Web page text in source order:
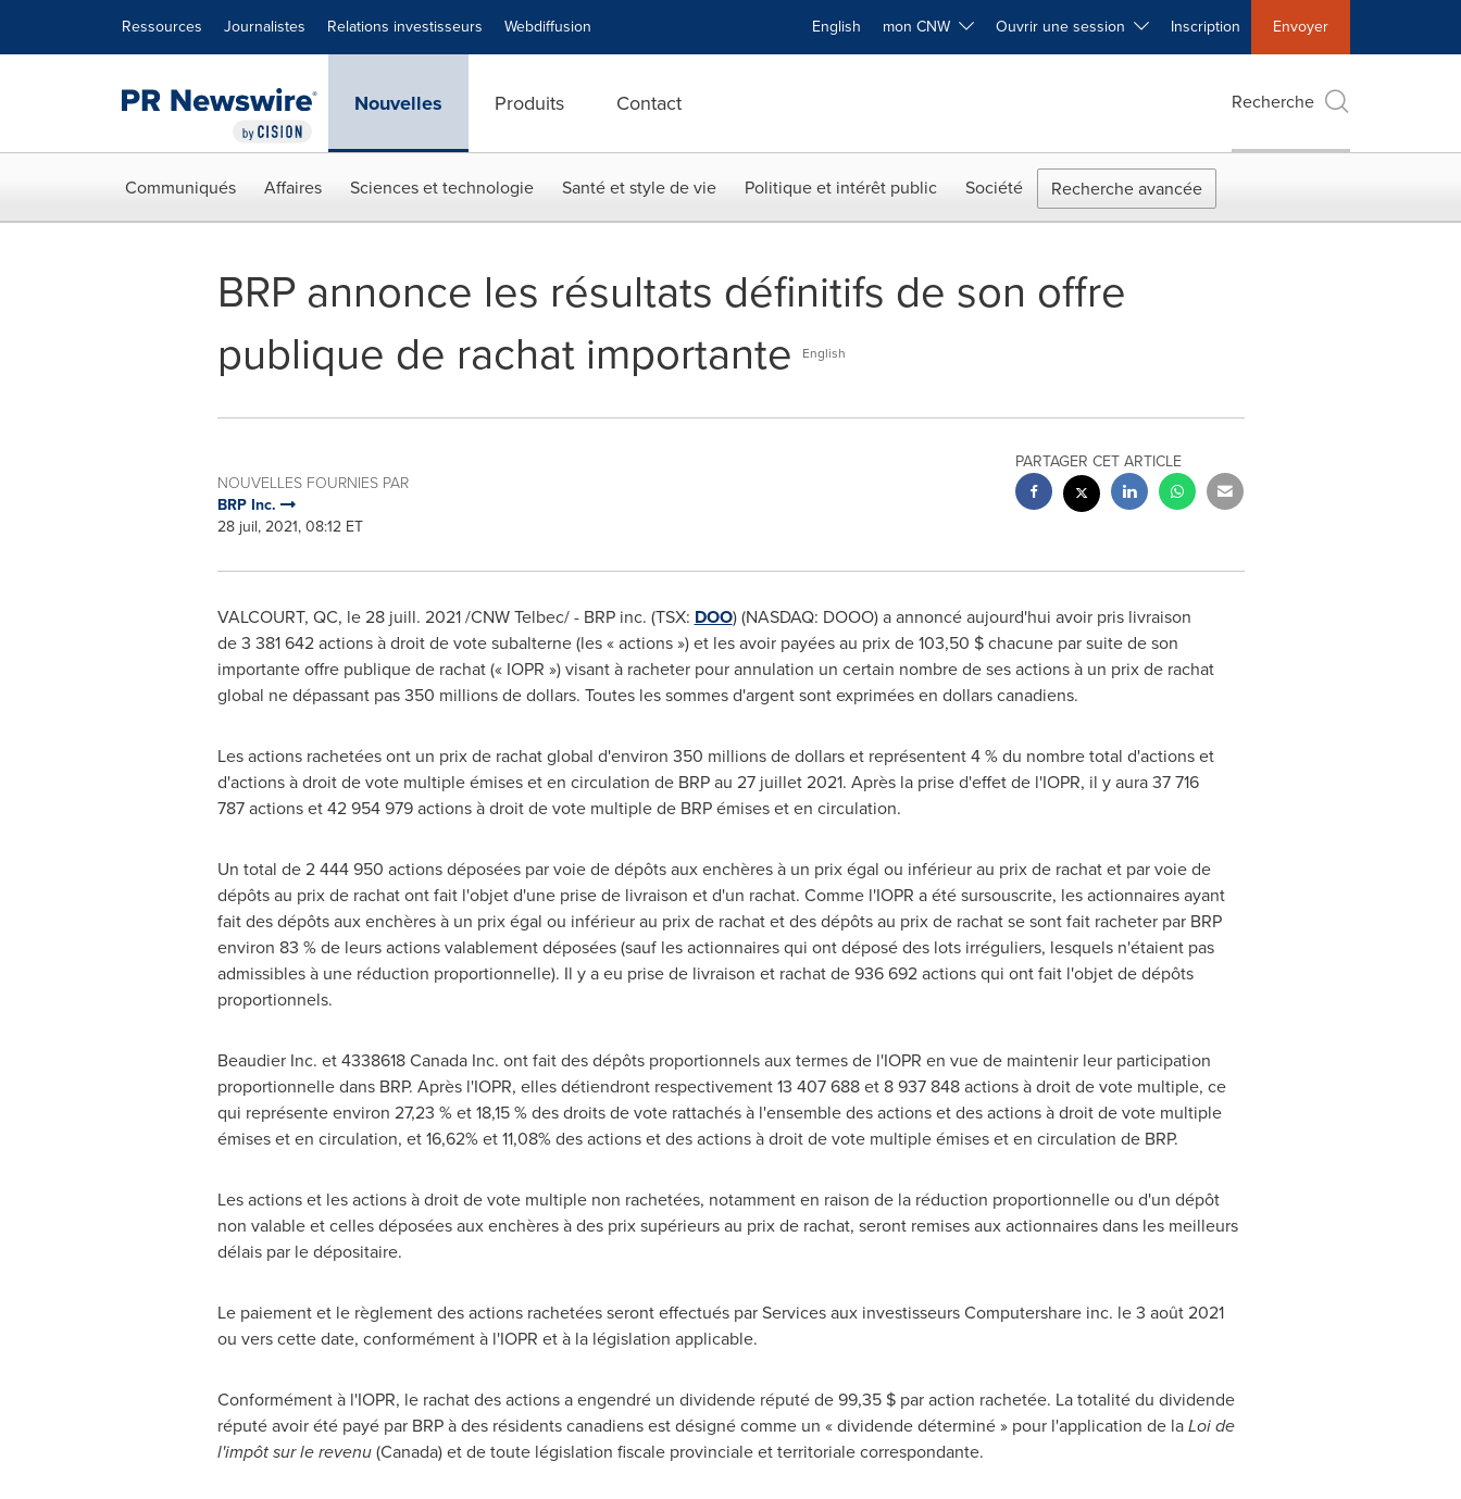
Ressources Journalistes Relations investisseurs Webdiffusion English mon CNW Ouvrir une session Inscription Envoyer
Nouvelles Produits Contact Recherche
Communiqués Affaires Sciences et technologie Santé et style de vie Politique et intérêt public Société Recherche avancée
BRP annonce les résultats définitifs de son offre
publique de rachat importante
English
NOUVELLES FOURNIES PAR
BRP Inc.
28 juil, 2021, 08:12 ET
PARTAGER CET ARTICLE
VALCOURT, QC, le 28 juill. 2021 /CNW Telbec/ - BRP inc. (TSX: DOO) (NASDAQ: DOOO) a annoncé aujourd'hui avoir pris livraison
de 3 381 642 actions à droit de vote subalterne (les « actions ») et les avoir payées au prix de 103,50 $ chacune par suite de son
importante offre publique de rachat (« IOPR ») visant à racheter pour annulation un certain nombre de ses actions à un prix de rachat
global ne dépassant pas 350 millions de dollars. Toutes les sommes d'argent sont exprimées en dollars canadiens.
Les actions rachetées ont un prix de rachat global d'environ 350 millions de dollars et représentent 4 % du nombre total d'actions et
d'actions à droit de vote multiple émises et en circulation de BRP au 27 juillet 2021. Après la prise d'effet de l'IOPR, il y aura 37 716
787 actions et 42 954 979 actions à droit de vote multiple de BRP émises et en circulation.
Un total de 2 444 950 actions déposées par voie de dépôts aux enchères à un prix égal ou inférieur au prix de rachat et par voie de
dépôts au prix de rachat ont fait l'objet d'une prise de livraison et d'un rachat. Comme l'IOPR a été sursouscrite, les actionnaires ayant
fait des dépôts aux enchères à un prix égal ou inférieur au prix de rachat et des dépôts au prix de rachat se sont fait racheter par BRP
environ 83 % de leurs actions valablement déposées (sauf les actionnaires qui ont déposé des lots irréguliers, lesquels n'étaient pas
admissibles à une réduction proportionnelle). Il y a eu prise de livraison et rachat de 936 692 actions qui ont fait l'objet de dépôts
proportionnels.
Beaudier Inc. et 4338618 Canada Inc. ont fait des dépôts proportionnels aux termes de l'IOPR en vue de maintenir leur participation
proportionnelle dans BRP. Après l'IOPR, elles détiendront respectivement 13 407 688 et 8 937 848 actions à droit de vote multiple, ce
qui représente environ 27,23 % et 18,15 % des droits de vote rattachés à l'ensemble des actions et des actions à droit de vote multiple
émises et en circulation, et 16,62% et 11,08% des actions et des actions à droit de vote multiple émises et en circulation de BRP.
Les actions et les actions à droit de vote multiple non rachetées, notamment en raison de la réduction proportionnelle ou d'un dépôt
non valable et celles déposées aux enchères à des prix supérieurs au prix de rachat, seront remises aux actionnaires dans les meilleurs
délais par le dépositaire.
Le paiement et le règlement des actions rachetées seront effectués par Services aux investisseurs Computershare inc. le 3 août 2021
ou vers cette date, conformément à l'IOPR et à la législation applicable.
Conformément à l'IOPR, le rachat des actions a engendré un dividende réputé de 99,35 $ par action rachetée. La totalité du dividende
réputé avoir été payé par BRP à des résidents canadiens est désigné comme un « dividende déterminé » pour l'application de laLoi de
l'impôt sur le revenu(Canada) et de toute législation fiscale provinciale et territoriale correspondante.